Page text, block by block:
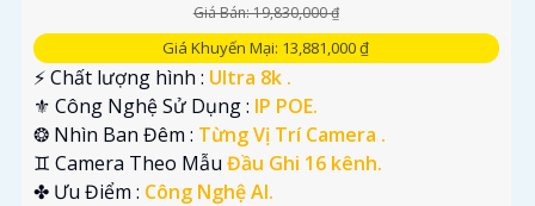
Giá Bán: 19,830,000 ₫
Giá Khuyến Mại: 13,881,000 ₫
️⚡ Chất lượng hình : Ultra 8k .
⚜️ Công Nghệ Sử Dụng : IP POE.
❂ Nhìn Ban Đêm : Từng Vị Trí Camera .
♊ Camera Theo Mẫu Đầu Ghi 16 kênh.
️✤ Ưu Điểm : Công Nghệ AI.